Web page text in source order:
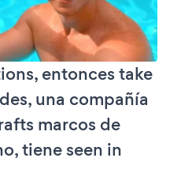
entonces take
una compañía
marcos de
tiene seen in